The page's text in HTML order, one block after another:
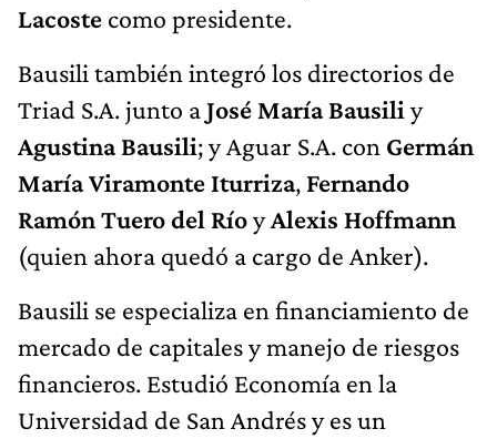
Lacoste como presidente.
Bausili también integró los directorios de
Triad S.A. junto aJosé María Bausili y
Agustina Bausili; y Aguar S.A. con Germán
María Viramonte Iturriza, Fernando
Ramón Tuero del RíoyAlexis Hoffmann
(quien ahora quedó a cargo de Anker).
Bausili se especializa en financiamiento de
mercado de capitales y manejo de riesgos
financieros. Estudió Economía en la
Universidad de San Andrés y es un